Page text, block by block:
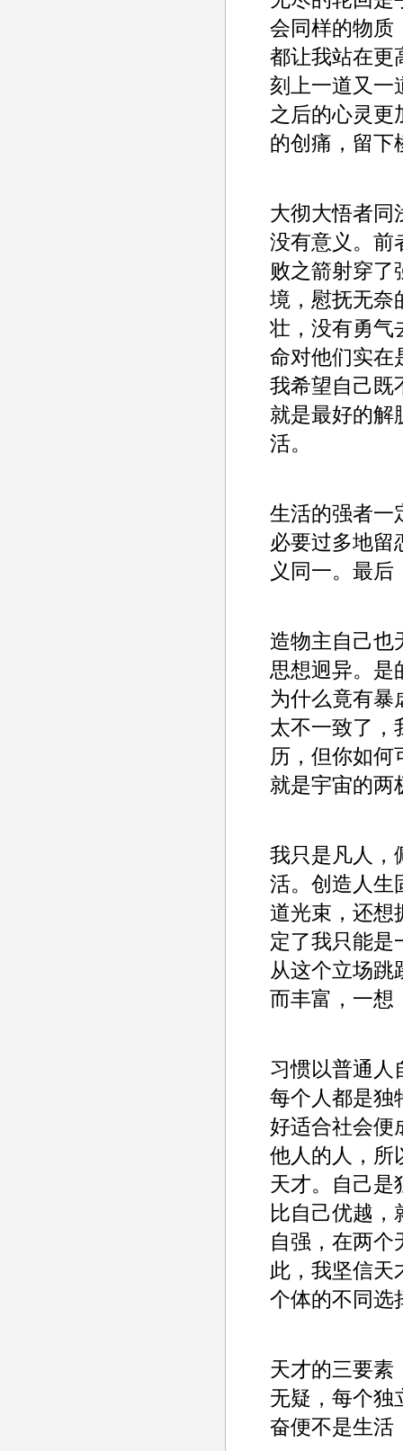
会同样的物质
都让我站在更
刻上一道又一
之后的心灵更
的创痛，留下
大彻大悟者同
没有意义。前
败之箭射穿了
境，慰抚无奈
壮，没有勇气
命对他们实在
我希望自己既
就是最好的解
活。
生活的强者一
必要过多地留
义同一。最
造物主自己也
思想迥异。是
为什么竟有暴
太不一致了，
历，但你如何
就是宇宙的两
我只是凡人，
活。创造人生
道光束，还想
定了我只能是
从这个立场跳
而丰富，一想
习惯以普通人
每个人都是独
好适合社会便
他人的人，所
天才。自己是
比自己优越，
自强，在两个
此，我坚信天
个体的不同选
天才的三要素
无疑，每个独
奋便不是生活